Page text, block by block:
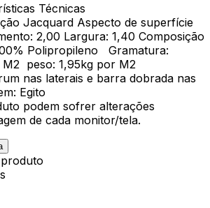
Técnicas
Jacquard Aspecto de superfície
2,00 Largura: 1,40 Composição
Polipropileno Gramatura:
peso: 1,95kg por M2
nas laterais e barra dobrada nas
Egito
podem sofrer alterações
de cada monitor/tela.